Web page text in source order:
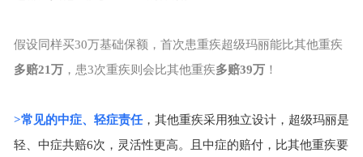
假设同样买30万基础保额，首次患重疾超级玛丽能比其他重疾
多赔21万，患3次重疾则会比其他重疾多赔39万！
>常见的中症、轻症责任，其他重疾采用独立设计，超级玛丽是
轻、中症共赔6次，灵活性更高。且中症的赔付，比其他重疾要